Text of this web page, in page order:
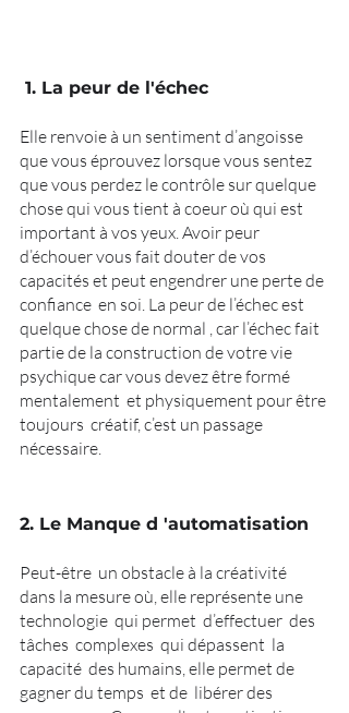
1. La peur de l'échec
Elle renvoie à un sentiment d’angoisse
que vous éprouvez lorsque vous sentez
que vous perdez le contrôle sur quelque
chose qui vous tient à coeur où qui est
important à vos yeux. Avoir peur
d’échouer vous fait douter de vos
capacités et peut engendrer une perte de
confiance  en soi. La peur de l’échec est
quelque chose de normal , car l’échec fait
partie de la construction de votre vie
psychique car vous devez être formé
mentalement  et physiquement pour être
toujours  créatif, c’est un passage
nécessaire.
2. Le Manque d 'automatisation
Peut-être  un obstacle à la créativité
dans la mesure où, elle représente une
technologie  qui permet  d’effectuer  des
tâches  complexes  qui dépassent  la
capacité  des humains, elle permet de
gagner du temps  et de  libérer des